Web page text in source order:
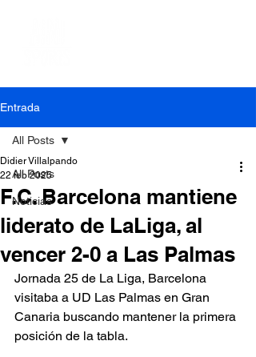
Entrada
All Posts
Noticias
All Posts
F.C. Barcelona mantiene
liderato de LaLiga, al
vencer 2-0 a Las Palmas
Didier Villalpando
22 feb 2025
Jornada 25 de La Liga, Barcelona
visitaba a UD Las Palmas en Gran
Canaria buscando mantener la primera
posición de la tabla.